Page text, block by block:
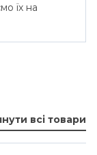
їх на
всі товари